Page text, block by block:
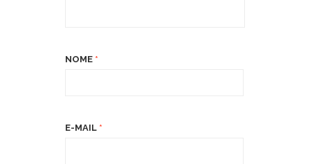
NOME *
E-MAIL *